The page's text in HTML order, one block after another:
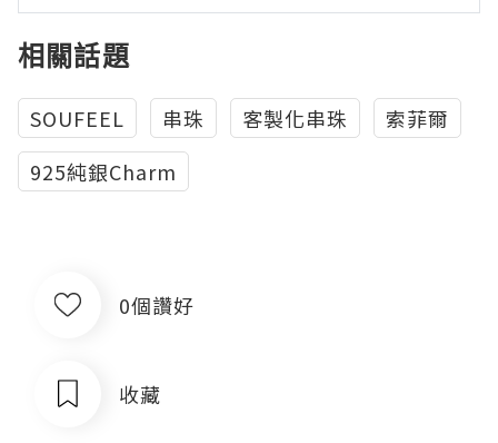
相關話題
SOUFEEL 串珠 客製化串珠
索菲爾
925純銀Charm
0個讚好
收藏